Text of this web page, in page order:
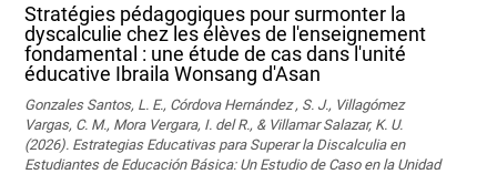
Stratégies pédagogiques pour surmonter la
dyscalculie chez les élèves de l'enseignement
fondamental : une étude de cas dans l'unité
éducative Ibraila Wonsang d'Asan
Gonzales Santos, L. E., Córdova Hernández , S. J., Villagómez
Vargas, C. M., Mora Vergara, I. del R., & Villamar Salazar, K. U.
(2026). Estrategias Educativas para Superar la Discalculia en
Estudiantes de Educación Básica: Un Estudio de Caso en la Unidad